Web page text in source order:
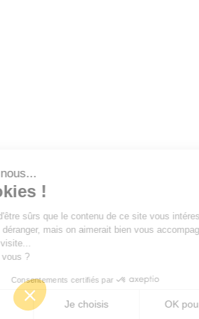
nous...
!
d'être sûrs que le contenu de ce site vous
vous déranger, mais on aimerait bien vous
votre visite...
pour vous ?
Consentements certifiés par
Je choisis